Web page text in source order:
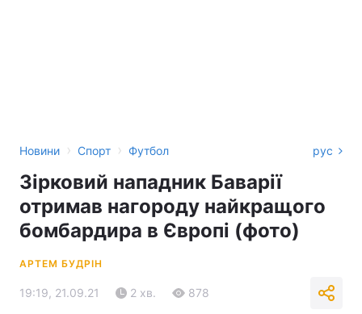
Новини › Спорт › Футбол рус
Зірковий нападник Баварії
отримав нагороду найкращого
бомбардира в Європі (фото)
АРТЕМ БУДРІН
19:19, 21.09.21 2 хв. 878